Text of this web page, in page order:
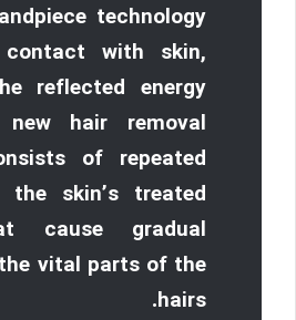
technology
with skin,
reflected energy
hair removal
of repeated
the skin’s treated
cause gradual
vital parts of the
hairs.